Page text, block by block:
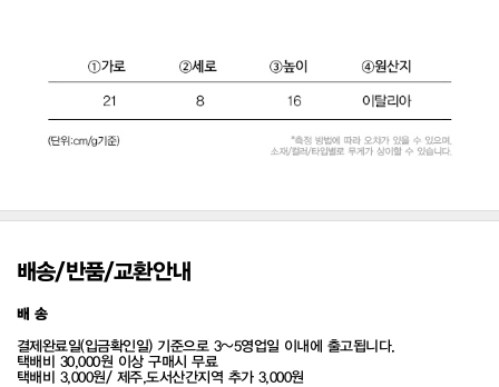
배송/반품/교환안내
배 송
결제완료일(입금확인일) 기준으로 3~5영업일 이내에 출고됩니다.
택배비 30,000원 이상 구매시 무료
택배비 3,000원/ 제주,도서산간지역 추가 3,000원